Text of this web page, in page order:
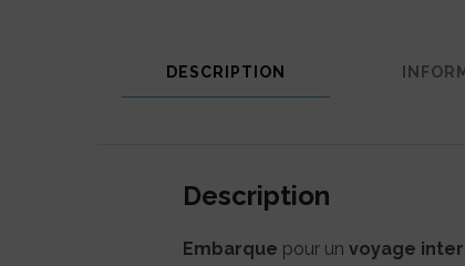
DESCRIPTION
Description
Embarque pour un voyage